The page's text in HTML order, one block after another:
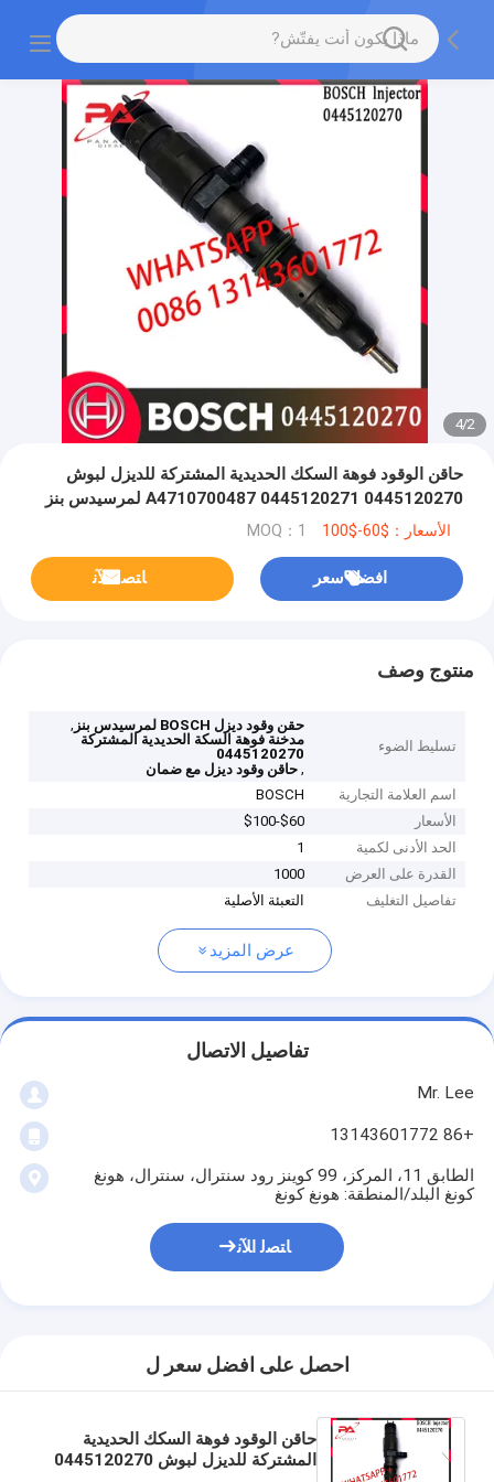
2
/
4
حاقن الوقود فوهة السكك الحديدية المشتركة للديزل لبوش
0445120270 0445120271 A4710700487 لمرسيدس بنز
الأسعار：$60-$100 MOQ：1
افضل سعر ﺎﺘﺼﻟ ﺍﻶﻧ
منتوج وصف
تسليط الضوء
حقن وقود ديزل BOSCH لمرسيدس بنز
,
مدخنة فوهة السكة الحديدية المشتركة
0445120270
,حاقن وقود ديزل مع ضمان
اسم العلامة التجارية
BOSCH
الأسعار
$60-$100
الحد الأدنى لكمية
1
القدرة على العرض
1000
تفاصيل التغليف
التعبئة الأصلية
عرض المزيد
تفاصيل الاتصال
Mr. Lee
+86 13143601772
الطابق 11، المركز، 99 كوينز رود سنترال، سنترال، هونغ
كونغ البلد/المنطقة: هونغ كونغ
ﺎﺘﺼﻟ ﺍﻶﻧ
احصل على افضل سعر ل
حاقن الوقود فوهة السكك الحديدية
المشتركة للديزل لبوش 0445120270